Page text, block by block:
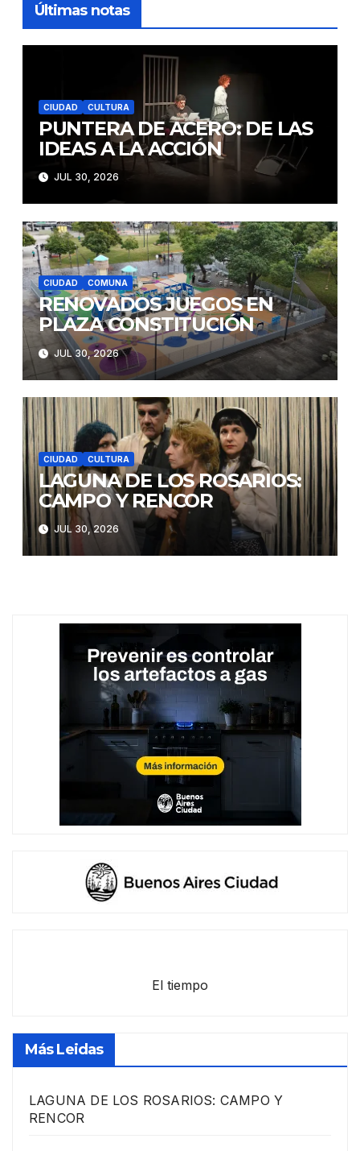
Últimas notas
CIUDAD CULTURA
PUNTERA DE ACERO: DE LAS
IDEAS A LA ACCIÓN
JUL 30, 2026
CIUDAD COMUNA
RENOVADOS JUEGOS EN
PLAZA CONSTITUCIÓN
JUL 30, 2026
CIUDAD CULTURA
LAGUNA DE LOS ROSARIOS:
CAMPO Y RENCOR
JUL 30, 2026
El tiempo
Más Leidas
LAGUNA DE LOS ROSARIOS: CAMPO Y
RENCOR